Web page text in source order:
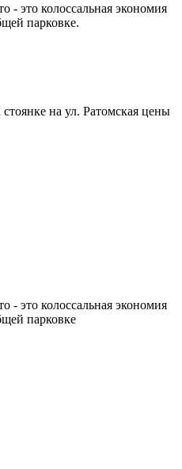
- это колоссальная экономия
парковке.
на ул. Ратомская цены
- это колоссальная экономия
парковке